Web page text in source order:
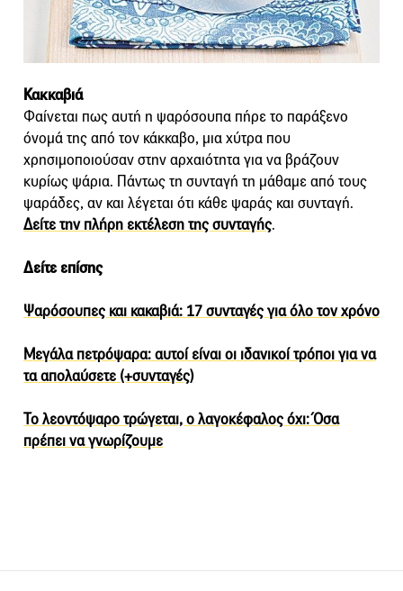
Κακκαβιά
Φαίνεται πως αυτή η ψαρόσουπα πήρε το παράξενο
όνομά της από τον κάκκαβο, μια χύτρα που
χρησιμοποιούσαν στην αρχαιότητα για να βράζουν
κυρίως ψάρια. Πάντως τη συνταγή τη μάθαμε από τους
ψαράδες, αν και λέγεται ότι κάθε ψαράς και συνταγή.
Δείτε την πλήρη εκτέλεση της συνταγής.
Δείτε επίσης
Ψαρόσουπες και κακαβιά: 17 συνταγές για όλο τον χρόνο
Μεγάλα πετρόψαρα: αυτοί είναι οι ιδανικοί τρόποι για να
τα απολαύσετε (+συνταγές)
Το λεοντόψαρο τρώγεται, ο λαγοκέφαλος όχι: Όσα
πρέπει να γνωρίζουμε